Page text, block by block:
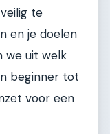
te
en je doelen
we uit welk
beginner tot
voor een